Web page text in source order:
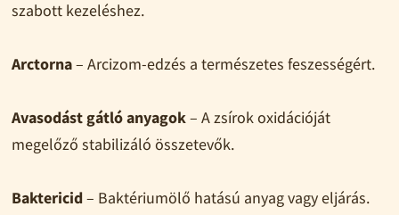
szabott kezeléshez.
Arctorna– Arcizom-edzés a természetes feszességért.
Avasodást gátló anyagok– A zsírok oxidációját
megelőző stabilizáló összetevők.
Baktericid– Baktériumölő hatású anyag vagy eljárás.